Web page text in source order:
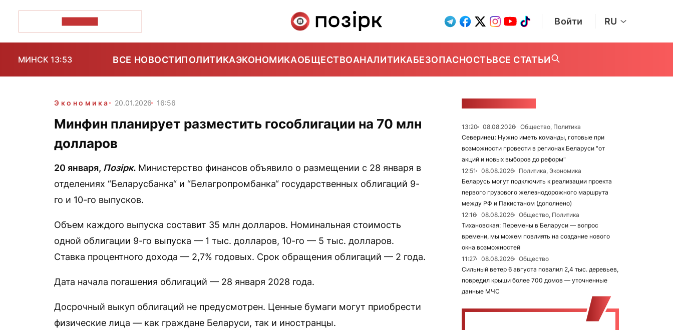
Войти RU
МИНСК 13:53 ВСЕ НОВОСТИПОЛИТИКАЭКОНОМИКАОБЩЕСТВОАНАЛИТИКАБЕЗОПАСНОСТЬВСЕ СТАТЬИ
Экономика 20.01.2026 16:56
Минфин планирует разместить гособлигации на 70 млн
долларов
20 января, Позірк. Министерство финансов объявило о размещении с 28 января в
отделениях “Беларусбанка“ и “Белагропромбанка“ государственных облигаций 9-
го и 10-го выпусков.
Объем каждого выпуска составит 35 млн долларов. Номинальная стоимость
одной облигации 9-го выпуска — 1 тыс. долларов, 10-го — 5 тыс. долларов.
Ставка процентного дохода — 2,7% годовых. Срок обращения облигаций — 2 года.
Дата начала погашения облигаций — 28 января 2028 года.
Досрочный выкуп облигаций не предусмотрен. Ценные бумаги могут приобрести
физические лица — как граждане Беларуси, так и иностранцы.
13:20 08.08.2026
Общество, Политика
Северинец: Нужно иметь команды, готовые при
возможности провести в регионах Беларуси "от
акций и новых выборов до реформ"
12:51
08.08.2026
Политика, Экономика
Беларусь могут подключить к реализации проекта
первого грузового железнодорожного маршрута
между РФ и Пакистаном (дополнено)
12:16
08.08.2026
Общество, Политика
Тихановская: Перемены в Беларуси — вопрос
времени, мы можем повлиять на создание нового
окна возможностей
11:27
08.08.2026
Общество
Сильный ветер 6 августа повалил 2,4 тыс. деревьев,
повредил крыши более 700 домов — уточненные
данные МЧС